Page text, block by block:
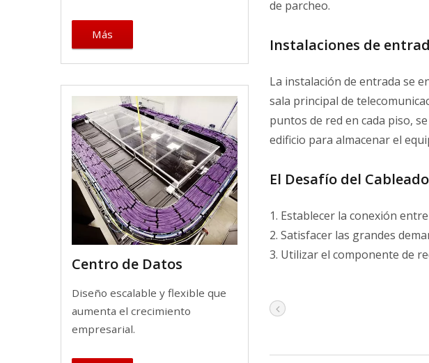
Más
Centro de Datos
Diseño escalable y flexible que
aumenta el crecimiento
empresarial.
de parcheo.
Instalaciones de
La instalación de entrada se
sala principal de
puntos de red en cada piso,
edificio para almacenar el
El Desafío del
1. Establecer la conexión
2. Satisfacer las grandes
3. Utilizar el componente de